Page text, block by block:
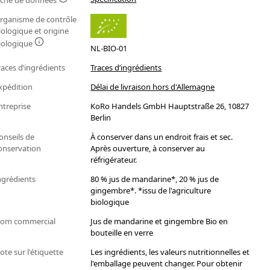
de contrôle
et origine
NL-BIO-01
d’ingrédients
Traces d’ingrédients
Délai de livraison hors d'Allemagne
KoRo Handels GmbH Hauptstraße 26, 10827
Berlin
de
À conserver dans un endroit frais et sec.
Après ouverture, à conserver au
réfrigérateur.
80 % jus de mandarine*, 20 % jus de
gingembre*. *issu de l'agriculture
biologique
commercial
Jus de mandarine et gingembre Bio en
bouteille en verre
sur l'étiquette
Les ingrédients, les valeurs nutritionnelles et
l'emballage peuvent changer. Pour obtenir